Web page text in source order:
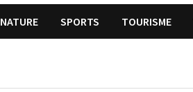
NATURE SPORTS TOURISME